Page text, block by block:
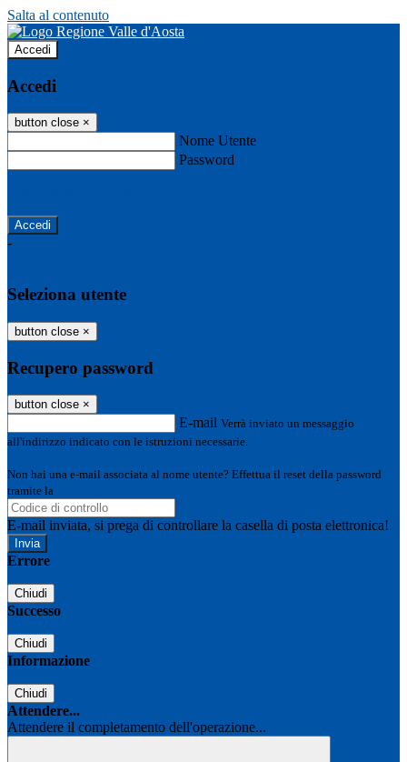
Salta al contenuto
Accedi
Accedi
button close ×
Nome Utente
Password
-
Seleziona utente
button close ×
Recupero password
button close ×
E-mail Verrà inviato un messaggio
all'indirizzo indicato con le istruzioni necessarie.
Non hai una e-mail associata al nome utente? Effettua il reset della password
tramite la
E-mail inviata, si prega di controllare la casella di posta elettronica!
Errore
Chiudi
Successo
Chiudi
Informazione
Chiudi
Attendere...
Attendere il completamento dell'operazione...